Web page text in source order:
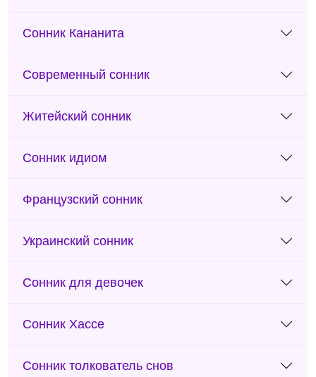
Сонник Кананита
Современный сонник
Житейский сонник
Сонник идиом
Французский сонник
Украинский сонник
Сонник для девочек
Сонник Хассе
Сонник толкователь снов